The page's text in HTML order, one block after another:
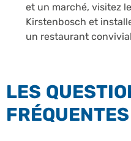
et un marché, visitez
Kirstenbosch et
un restaurant
LES
FRÉQUENTES